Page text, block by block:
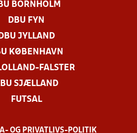
BORNHOLM
DBU FYN
DBU JYLLAND
KØBENHAVN
FALSTER
SJÆLLAND
FUTSAL
OG PRIVATLIVS-POLITIK